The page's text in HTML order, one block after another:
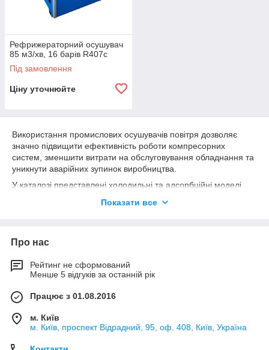
Рефрижераторний осушувач
85 м3/хв, 16 барів R407c
Під замовлення
Ціну уточнюйте
Використання промислових осушувачів повітря дозволяє
значно підвищити ефективність роботи компресорних
систем, зменшити витрати на обслуговування обладнання та
уникнути аварійних зупинок виробництва.
У каталозі представлені холодильні та адсорбційні моделі
рішення відповідно до технічних вимог і умов експлуатації.
Показати все
Про нас
Рейтинг не сформований
Менше 5 відгуків за останній рік
Працює з 01.08.2016
м. Київ
м. Київ, проспект Відрадний, 95, оф. 408, Київ, Україна